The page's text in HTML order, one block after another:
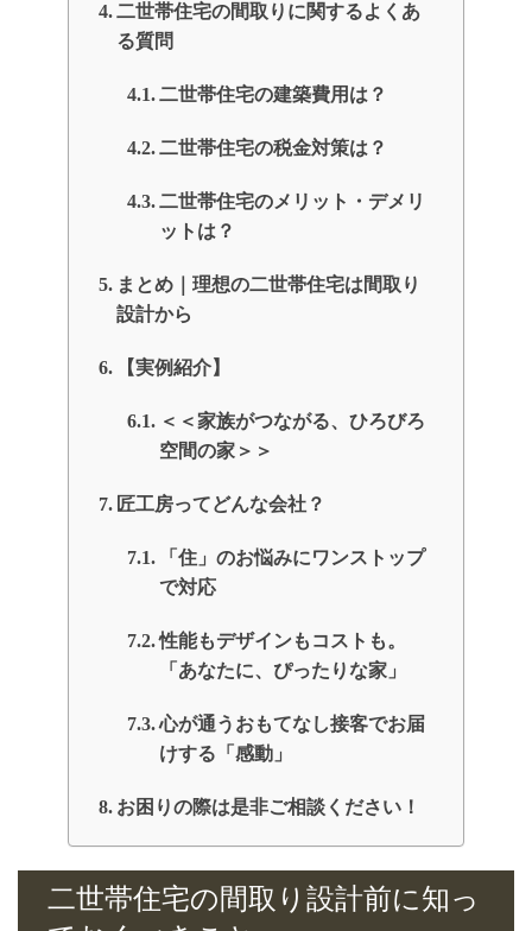
二世帯住宅の間取りに関するよくあ
る質問
二世帯住宅の建築費用は？
二世帯住宅の税金対策は？
二世帯住宅のメリット・デメリ
ットは？
まとめ｜理想の二世帯住宅は間取り
設計から
【実例紹介】
＜＜家族がつながる、ひろびろ
空間の家＞＞
匠工房ってどんな会社？
「住」のお悩みにワンストップ
で対応
性能もデザインもコストも。
「あなたに、ぴったりな家」
心が通うおもてなし接客でお届
けする「感動」
お困りの際は是非ご相談ください！
二世帯住宅の間取り設計前に知っ